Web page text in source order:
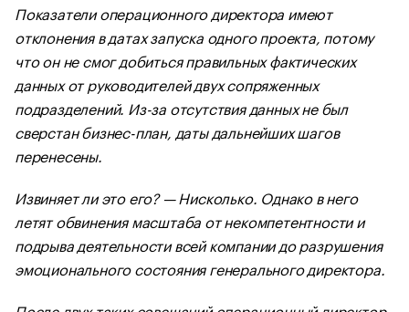
Показатели операционного директора имеют
отклонения в датах запуска одного проекта, потому
что он не смог добиться правильных фактических
данных от руководителей двух сопряженных
подразделений. Из-за отсутствия данных не был
сверстан бизнес-план, даты дальнейших шагов
перенесены.
Извиняет ли это его? — Нисколько. Однако в него
летят обвинения масштаба от некомпетентности и
подрыва деятельности всей компании до разрушения
эмоционального состояния генерального директора.